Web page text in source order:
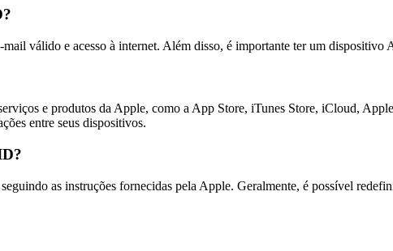
válido e acesso à internet. Além disso, é importante ter um
e produtos da Apple, como a App Store, iTunes Store, iCloud,
entre seus dispositivos.
as instruções fornecidas pela Apple. Geralmente, é possível